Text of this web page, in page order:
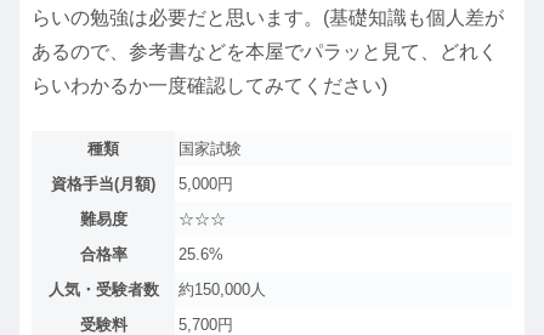
らいの勉強は必要だと思います。(基礎知識も個人差が
あるので、参考書などを本屋でパラッと見て、どれく
らいわかるか一度確認してみてください)
種類
国家試験
資格手当(月額)
5,000円
難易度
☆☆☆
合格率
25.6%
人気・受験者数
約150,000人
受験料
5,700円